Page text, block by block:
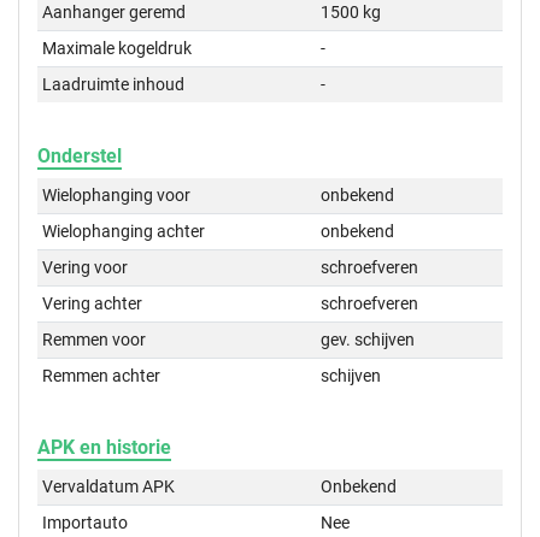
Aanhanger geremd
1500 kg
Maximale kogeldruk
-
Laadruimte inhoud
-
Onderstel
Wielophanging voor
onbekend
Wielophanging achter
onbekend
Vering voor
schroefveren
Vering achter
schroefveren
Remmen voor
gev. schijven
Remmen achter
schijven
APK en historie
Vervaldatum APK
Onbekend
Importauto
Nee